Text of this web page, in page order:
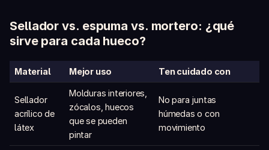
Sellador vs. espuma vs. mortero: ¿qué
sirve para cada hueco?
Material Mejor uso Ten cuidado con
Sellador
acrílico de
látex
Molduras interiores,
zócalos, huecos
que se pueden
pintar
No para juntas
húmedas o con
movimiento